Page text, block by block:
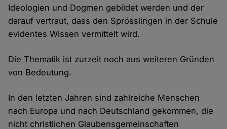
Ideologien und Dogmen gebildet werden und der
darauf vertraut, dass den Sprösslingen in der Schule
evidentes Wissen vermittelt wird.
Die Thematik ist zurzeit noch aus weiteren Gründen
von Bedeutung.
In den letzten Jahren sind zahlreiche Menschen
nach Europa und nach Deutschland gekommen, die
nicht christlichen Glaubensgemeinschaften